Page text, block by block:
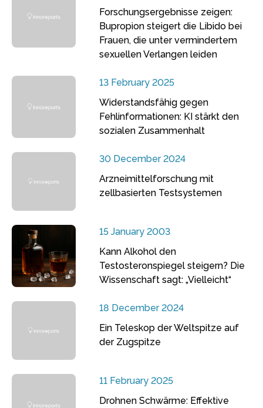
Forschungsergebnisse zeigen:
Bupropion steigert die Libido bei
Frauen, die unter vermindertem
sexuellen Verlangen leiden
13 February 2025
Widerstandsfähig gegen
Fehlinformationen: KI stärkt den
sozialen Zusammenhalt
30 December 2024
Arzneimittelforschung mit
zellbasierten Testsystemen
15 January 2003
Kann Alkohol den
Testosteronspiegel steigern? Die
Wissenschaft sagt: „Vielleicht“
18 December 2024
Ein Teleskop der Weltspitze auf
der Zugspitze
11 February 2025
Drohnen Schwärme: Effektive